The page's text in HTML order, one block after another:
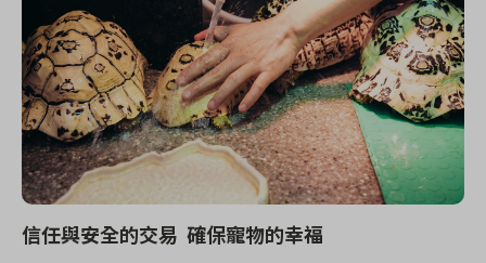
信任與安全的交易 確保寵物的幸福